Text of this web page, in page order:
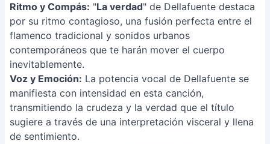
Ritmo y Compás: "La verdad" de Dellafuente destaca
por su ritmo contagioso, una fusión perfecta entre el
flamenco tradicional y sonidos urbanos
contemporáneos que te harán mover el cuerpo
inevitablemente.
Voz y Emoción: La potencia vocal de Dellafuente se
manifiesta con intensidad en esta canción,
transmitiendo la crudeza y la verdad que el título
sugiere a través de una interpretación visceral y llena
de sentimiento.